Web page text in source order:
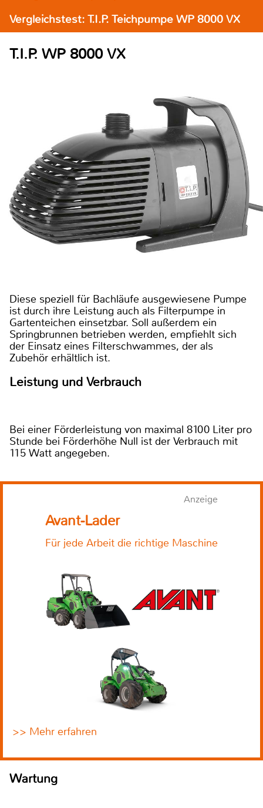
Vergleichstest: T.I.P. Teichpumpe WP 8000 VX
T.I.P. WP 8000 VX
Diese speziell für Bachläufe ausgewiesene Pumpe
ist durch ihre Leistung auch als Filterpumpe in
Gartenteichen einsetzbar. Soll außerdem ein
Springbrunnen betrieben werden, empfiehlt sich
der Einsatz eines Filterschwammes, der als
Zubehör erhältlich ist.
Leistung und Verbrauch
Bei einer Förderleistung von maximal 8100 Liter pro
Stunde bei Förderhöhe Null ist der Verbrauch mit
115 Watt angegeben.
Anzeige
Avant-Lader
Für jede Arbeit die richtige Maschine
>> Mehr erfahren
Wartung